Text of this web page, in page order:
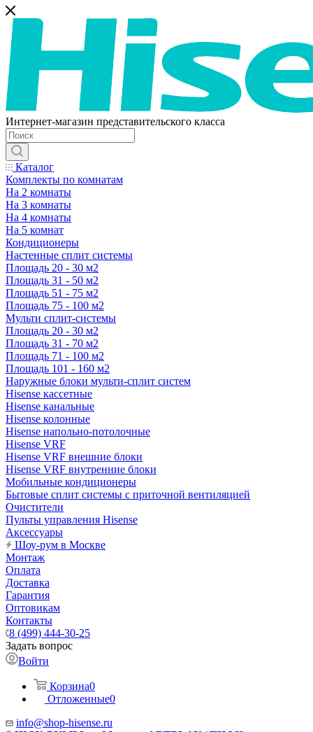
Интернет-магазин представительского класса
Каталог
Комплекты по комнатам
На 2 комнаты
На 3 комнаты
На 4 комнаты
На 5 комнат
Кондиционеры
Настенные сплит системы
Площадь 20 - 30 м2
Площадь 31 - 50 м2
Площадь 51 - 75 м2
Площадь 75 - 100 м2
Мульти сплит-системы
Площадь 20 - 30 м2
Площадь 31 - 70 м2
Площадь 71 - 100 м2
Площадь 101 - 160 м2
Наружные блоки мульти-сплит систем
Hisense кассетные
Hisense канальные
Hisense колонные
Hisense напольно-потолочные
Hisense VRF
Hisense VRF внешние блоки
Hisense VRF внутренние блоки
Мобильные кондиционеры
Бытовые сплит системы с приточной вентиляцией
Очистители
Пульты управления Hisense
Аксессуары
Шоу-рум в Москве
Монтаж
Оплата
Доставка
Гарантия
Оптовикам
Контакты
8 (499) 444-30-25
Задать вопрос
Войти
Корзина0
Отложенные0
info@shop-hisense.ru